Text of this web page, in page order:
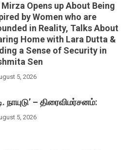
Mirza Opens up About Being
by Women who are
in Reality, Talks About
Home with Lara Dutta &
a Sense of Security in
Sen
5, 2026
நாயுடு’ – திரைவிமர்சனம்:
5, 2026